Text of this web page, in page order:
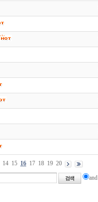
14 15 16 17 18 19 20
and